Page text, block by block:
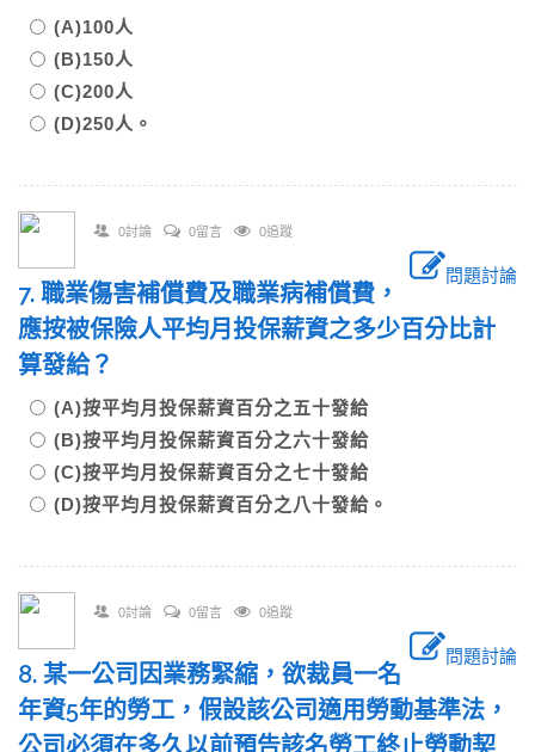
(A)100人
(B)150人
(C)200人
(D)250人。
0討論 0留言 0追蹤
問題討論
7. 職業傷害補償費及職業病補償費，
應按被保險人平均月投保薪資之多少百分比計
算發給？
(A)按平均月投保薪資百分之五十發給
(B)按平均月投保薪資百分之六十發給
(C)按平均月投保薪資百分之七十發給
(D)按平均月投保薪資百分之八十發給。
0討論 0留言 0追蹤
問題討論
8. 某一公司因業務緊縮，欲裁員一名
年資5年的勞工，假設該公司適用勞動基準法，
公司必須在多久以前預告該名勞工終止勞動契